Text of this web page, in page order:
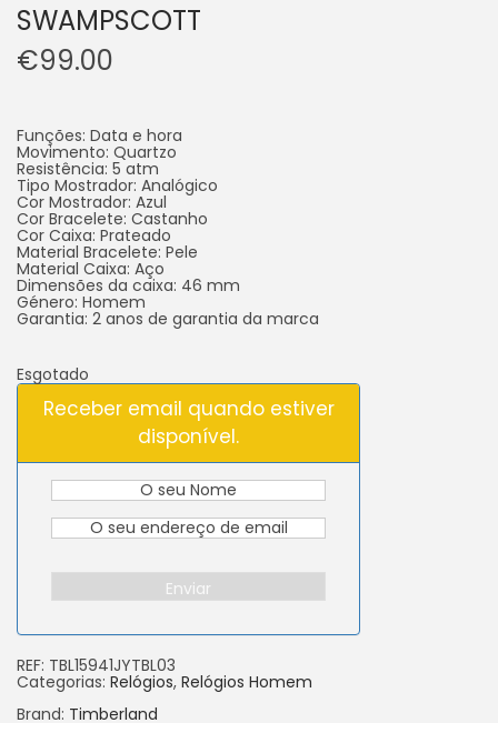
SWAMPSCOTT
€99.00
Funções: Data e hora
Movimento: Quartzo
Resistência: 5 atm
Tipo Mostrador: Analógico
Cor Mostrador: Azul
Cor Bracelete: Castanho
Cor Caixa: Prateado
Material Bracelete: Pele
Material Caixa: Aço
Dimensões da caixa: 46 mm
Género: Homem
Garantia: 2 anos de garantia da marca
Esgotado
Receber email quando estiver
disponível.
Enviar
REF: TBL15941JYTBL03
Categorias: Relógios, Relógios Homem
Brand: Timberland